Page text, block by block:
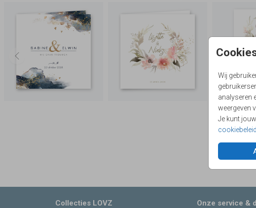
Wij
analyseren
weergeven
Je kunt
cookiebeleid
Collecties LOVZ Onze service &